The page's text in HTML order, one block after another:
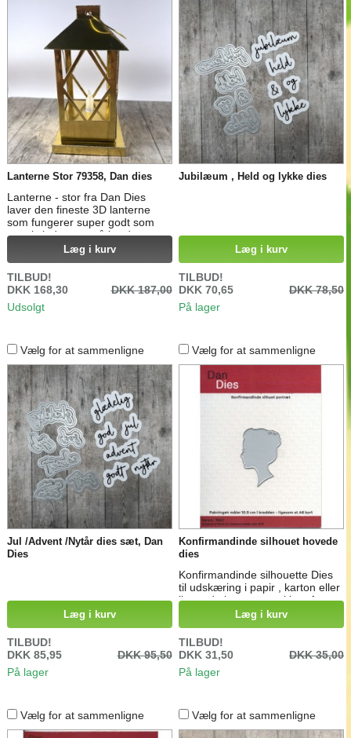
Lanterne Stor 79358, Dan dies
Lanterne - stor fra Dan Dies
laver den fineste 3D lanterne
som fungerer super godt som
pynt i vinduer og på borde, og er
designet til at kune indeholde et
standard LED fyrfadslys.
Lanternen kan også bruges som
gaveæske hvis du sætter et
stykke papir på bagsiden af
vinduerne. Den færdige lanterne
Læg i kurv
TILBUD!
DKK 168,30
DKK 187,00
Udsolgt
Jubilæum , Held og lykke dies
Læg i kurv
TILBUD!
DKK 70,65
DKK 78,50
På lager
Vælg for at sammenligne
Jul /Advent /Nytår dies sæt, Dan
Dies
Læg i kurv
TILBUD!
DKK 85,95
DKK 95,50
På lager
Vælg for at sammenligne
Konfirmandinde silhouet hovede
dies
Konfirmandinde silhouette Dies
til udskæring i papir , karton eller
lignende i stansemaskiner fra
Læg i kurv
TILBUD!
DKK 31,50
DKK 35,00
På lager
Vælg for at sammenligne Vælg for at sammenligne